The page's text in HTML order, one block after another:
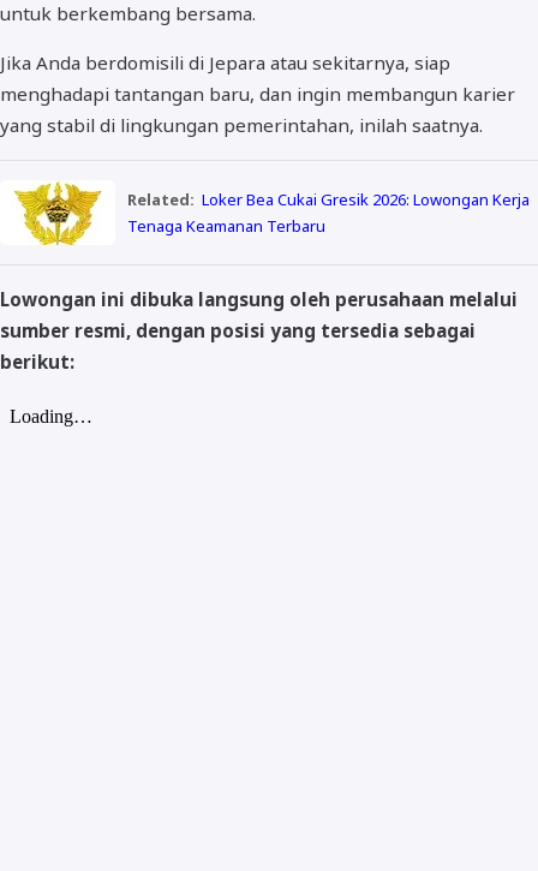
untuk berkembang bersama.
Jika Anda berdomisili di Jepara atau sekitarnya, siap
menghadapi tantangan baru, dan ingin membangun karier
yang stabil di lingkungan pemerintahan, inilah saatnya.
Related: Loker Bea Cukai Gresik 2026: Lowongan Kerja
Tenaga Keamanan Terbaru
Lowongan ini dibuka langsung oleh perusahaan melalui
sumber resmi, dengan posisi yang tersedia sebagai
berikut: